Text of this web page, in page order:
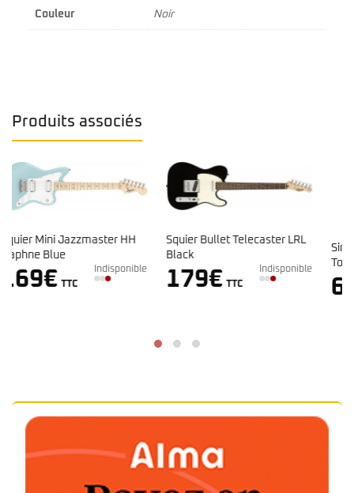
Couleur Noir
Produits associés
Squier Bullet Telecaster LRL
Black
179€ TTC
Indisponible
Sire L7 Larry Carlton TS
Tobacco Sunburst
609€ Indisponible